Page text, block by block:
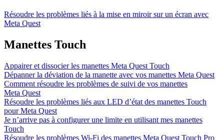
Résoudre les problèmes liés à la mise en miroir sur un écran avec
Meta Quest
Manettes Touch
Appairer et dissocier les manettes Meta Quest Touch
Dépanner la déviation de la manette avec vos manettes Meta Quest
Comment résoudre les problèmes de suivi de vos manettes
Meta Quest
Résoudre les problèmes liés aux LED d’état des manettes Touch
pour Meta Quest
Je n’arrive pas à configurer une limite en utilisant mes manettes
Touch
Résoudre les problèmes Wi-Fi des manettes Meta Quest Touch Pro